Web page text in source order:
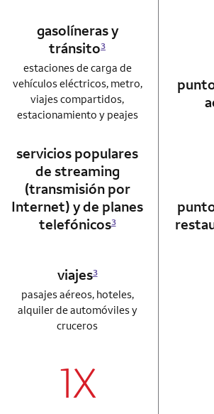
column 1 Autograph card
gasolíneras y
tránsito3
estaciones de carga de
vehículos eléctricos, metro,
viajes compartidos,
estacionamiento y peajes
servicios populares
de streaming
(transmisión por
Internet) y de planes
telefónicos3
viajes3
pasajes aéreos, hoteles,
alquiler de automóviles y
cruceros
column 1 Autograph card
1X